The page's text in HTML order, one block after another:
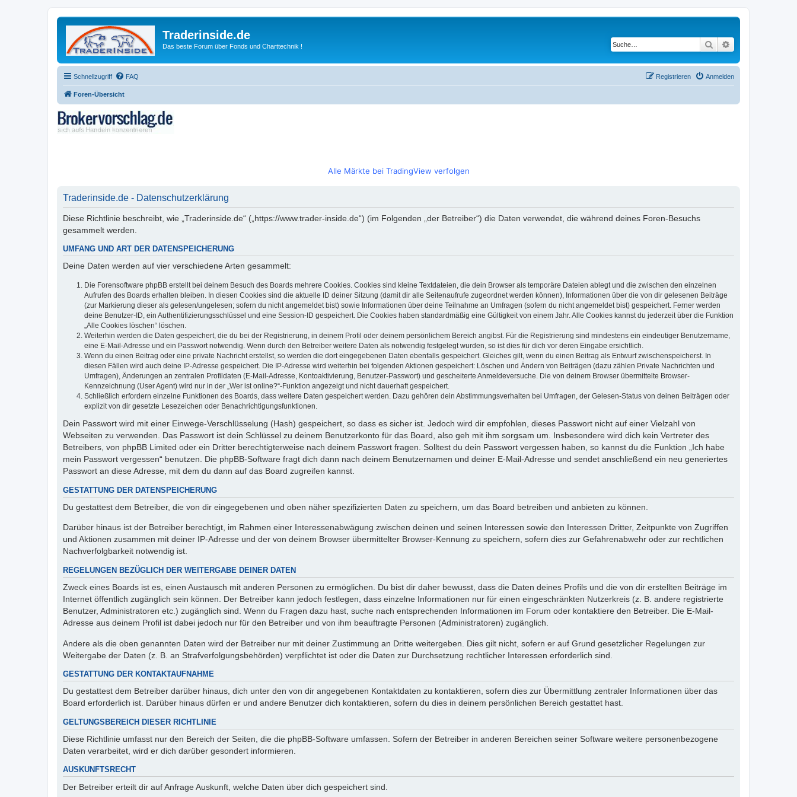
Traderinside.de
Das beste Forum über Fonds und Charttechnik ! Suche
Schnellzugriff FAQ Anmelden
Registrieren
Foren-Übersicht
Alle Märkte bei TradingView verfolgen
Traderinside.de - Datenschutzerklärung
Diese Richtlinie beschreibt, wie „Traderinside.de“ („https://www.trader-inside.de“) (im Folgenden „der Betreiber“) die Daten verwendet, die während deines Foren-Besuchs
gesammelt werden.
UMFANG UND ART DER DATENSPEICHERUNG
Deine Daten werden auf vier verschiedene Arten gesammelt:
Die Forensoftware phpBB erstellt bei deinem Besuch des Boards mehrere Cookies. Cookies sind kleine Textdateien, die dein Browser als temporäre Dateien ablegt und die zwischen den einzelnen
Aufrufen des Boards erhalten bleiben. In diesen Cookies sind die aktuelle ID deiner Sitzung (damit dir alle Seitenaufrufe zugeordnet werden können), Informationen über die von dir gelesenen Beiträge
(zur Markierung dieser als gelesen/ungelesen; sofern du nicht angemeldet bist) sowie Informationen über deine Teilnahme an Umfragen (sofern du nicht angemeldet bist) gespeichert. Ferner werden
deine Benutzer-ID, ein Authentifizierungsschlüssel und eine Session-ID gespeichert. Die Cookies haben standardmäßig eine Gültigkeit von einem Jahr. Alle Cookies kannst du jederzeit über die Funktion
„Alle Cookies löschen“ löschen.
Weiterhin werden die Daten gespeichert, die du bei der Registrierung, in deinem Profil oder deinem persönlichem Bereich angibst. Für die Registrierung sind mindestens ein eindeutiger Benutzername,
eine E-Mail-Adresse und ein Passwort notwendig. Wenn durch den Betreiber weitere Daten als notwendig festgelegt wurden, so ist dies für dich vor deren Eingabe ersichtlich.
Wenn du einen Beitrag oder eine private Nachricht erstellst, so werden die dort eingegebenen Daten ebenfalls gespeichert. Gleiches gilt, wenn du einen Beitrag als Entwurf zwischenspeicherst. In
diesen Fällen wird auch deine IP-Adresse gespeichert. Die IP-Adresse wird weiterhin bei folgenden Aktionen gespeichert: Löschen und Ändern von Beiträgen (dazu zählen Private Nachrichten und
Umfragen), Änderungen an zentralen Profildaten (E-Mail-Adresse, Kontoaktivierung, Benutzer-Passwort) und gescheiterte Anmeldeversuche. Die von deinem Browser übermittelte Browser-
Kennzeichnung (User Agent) wird nur in der „Wer ist online?“-Funktion angezeigt und nicht dauerhaft gespeichert.
Schließlich erfordern einzelne Funktionen des Boards, dass weitere Daten gespeichert werden. Dazu gehören dein Abstimmungsverhalten bei Umfragen, der Gelesen-Status von deinen Beiträgen oder
explizit von dir gesetzte Lesezeichen oder Benachrichtigungsfunktionen.
Dein Passwort wird mit einer Einwege-Verschlüsselung (Hash) gespeichert, so dass es sicher ist. Jedoch wird dir empfohlen, dieses Passwort nicht auf einer Vielzahl von
Webseiten zu verwenden. Das Passwort ist dein Schlüssel zu deinem Benutzerkonto für das Board, also geh mit ihm sorgsam um. Insbesondere wird dich kein Vertreter des
Betreibers, von phpBB Limited oder ein Dritter berechtigterweise nach deinem Passwort fragen. Solltest du dein Passwort vergessen haben, so kannst du die Funktion „Ich habe
mein Passwort vergessen“ benutzen. Die phpBB-Software fragt dich dann nach deinem Benutzernamen und deiner E-Mail-Adresse und sendet anschließend ein neu generiertes
Passwort an diese Adresse, mit dem du dann auf das Board zugreifen kannst.
GESTATTUNG DER DATENSPEICHERUNG
Du gestattest dem Betreiber, die von dir eingegebenen und oben näher spezifizierten Daten zu speichern, um das Board betreiben und anbieten zu können.
Darüber hinaus ist der Betreiber berechtigt, im Rahmen einer Interessenabwägung zwischen deinen und seinen Interessen sowie den Interessen Dritter, Zeitpunkte von Zugriffen
und Aktionen zusammen mit deiner IP-Adresse und der von deinem Browser übermittelter Browser-Kennung zu speichern, sofern dies zur Gefahrenabwehr oder zur rechtlichen
Nachverfolgbarkeit notwendig ist.
REGELUNGEN BEZÜGLICH DER WEITERGABE DEINER DATEN
Zweck eines Boards ist es, einen Austausch mit anderen Personen zu ermöglichen. Du bist dir daher bewusst, dass die Daten deines Profils und die von dir erstellten Beiträge im
Internet öffentlich zugänglich sein können. Der Betreiber kann jedoch festlegen, dass einzelne Informationen nur für einen eingeschränkten Nutzerkreis (z. B. andere registrierte
Benutzer, Administratoren etc.) zugänglich sind. Wenn du Fragen dazu hast, suche nach entsprechenden Informationen im Forum oder kontaktiere den Betreiber. Die E-Mail-
Adresse aus deinem Profil ist dabei jedoch nur für den Betreiber und von ihm beauftragte Personen (Administratoren) zugänglich.
Andere als die oben genannten Daten wird der Betreiber nur mit deiner Zustimmung an Dritte weitergeben. Dies gilt nicht, sofern er auf Grund gesetzlicher Regelungen zur
Weitergabe der Daten (z. B. an Strafverfolgungsbehörden) verpflichtet ist oder die Daten zur Durchsetzung rechtlicher Interessen erforderlich sind.
GESTATTUNG DER KONTAKTAUFNAHME
Du gestattest dem Betreiber darüber hinaus, dich unter den von dir angegebenen Kontaktdaten zu kontaktieren, sofern dies zur Übermittlung zentraler Informationen über das
Board erforderlich ist. Darüber hinaus dürfen er und andere Benutzer dich kontaktieren, sofern du dies in deinem persönlichen Bereich gestattet hast.
GELTUNGSBEREICH DIESER RICHTLINIE
Diese Richtlinie umfasst nur den Bereich der Seiten, die die phpBB-Software umfassen. Sofern der Betreiber in anderen Bereichen seiner Software weitere personenbezogene
Daten verarbeitet, wird er dich darüber gesondert informieren.
AUSKUNFTSRECHT
Der Betreiber erteilt dir auf Anfrage Auskunft, welche Daten über dich gespeichert sind.